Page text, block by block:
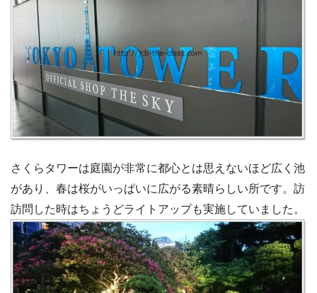
さくらタワーは庭園が非常に都心とは思えないほど広く池
があり、春は桜がいっぱいに広がる素晴らしい所です。訪
訪問した時はちょうどライトアップも実施していました。